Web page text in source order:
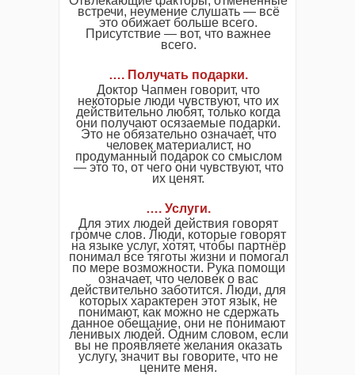
встречи, неумение слушать — всё
это обижает больше всего.
Присутствие — вот, что важнее
всего.
…. Получать подарки.
Доктор Чапмен говорит, что
некоторые люди чувствуют, что их
действительно любят, только когда
они получают осязаемые подарки.
Это не обязательно означает, что
человек материалист, но
продуманный подарок со смыслом
— это то, от чего они чувствуют, что
их ценят.
…. Услуги.
Для этих людей действия говорят
громче слов. Люди, которые говорят
на языке услуг, хотят, чтобы партнёр
понимал все тяготы жизни и помогал
по мере возможности. Рука помощи
означает, что человек о вас
действительно заботится. Люди, для
которых характерен этот язык, не
понимают, как можно не сдержать
данное обещание, они не понимают
ленивых людей. Одним словом, если
вы не проявляете желания оказать
услугу, значит вы говорите, что не
цените меня.